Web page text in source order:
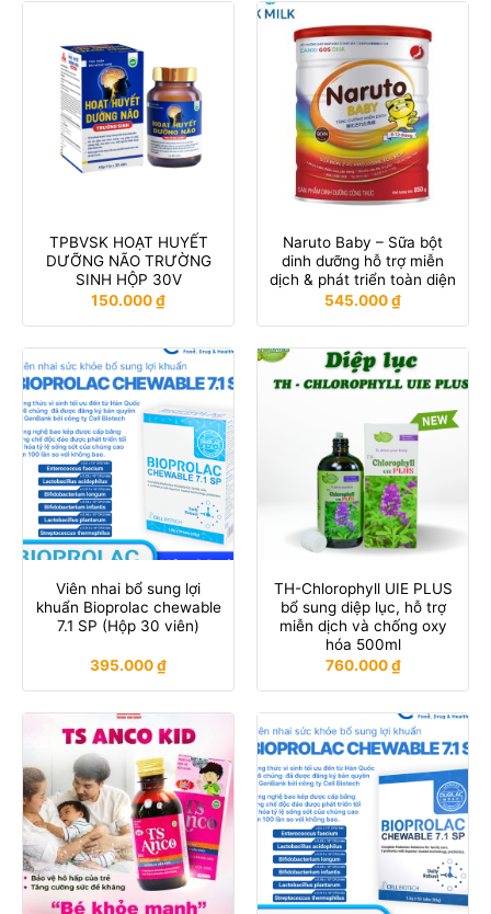
TPBVSK HOẠT HUYẾT
DƯỠNG NÃO TRƯỜNG
SINH HỘP 30V
150.000₫
Naruto Baby – Sữa bột
dinh dưỡng hỗ trợ miễn
dịch & phát triển toàn diện
545.000₫
Viên nhai bổ sung lợi
khuẩn Bioprolac chewable
7.1 SP (Hộp 30 viên)
395.000₫
TH-Chlorophyll UIE PLUS
bổ sung diệp lục, hỗ trợ
miễn dịch và chống oxy
hóa 500ml
760.000₫